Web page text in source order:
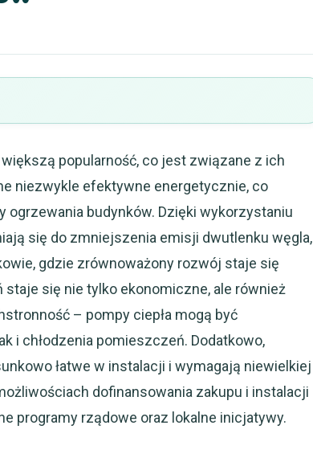
popularność, co jest związane z ich
niezwykle efektywne energetycznie, co
budynków. Dzięki wykorzystaniu
się do zmniejszenia emisji dwutlenku węgla,
gdzie zrównoważony rozwój staje się
się nie tylko ekonomiczne, ale również
– pompy ciepła mogą być
i chłodzenia pomieszczeń. Dodatkowo,
łatwe w instalacji i wymagają niewielkiej
dofinansowania zakupu i instalacji
programy rządowe oraz lokalne inicjatywy.